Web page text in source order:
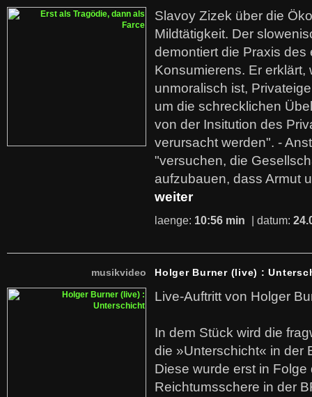
Slavoy Zizek über die
Mildtätigkeit. Der
demontiert die Praxis des
Konsumierens. Er erklärt,
unmoralisch ist,
um die schrecklichen
von der Insitution des
verursacht werden". -
"versuchen, die
aufzubauen, dass Armut
weiter
laenge: 10:56 min | datum:
musikvideo Holger Burner (live) :
Live-Auftritt von Holger
In dem Stück wird die
die »Unterschicht« in der
Diese wurde erst in
Reichtumsschere in der